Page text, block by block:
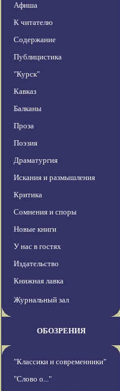
Афиша
К читателю
Содержание
Публицистика
"Курск"
Кавказ
Балканы
Проза
Поэзия
Драматургия
Искания и размышления
Критика
Сомнения и споры
Новые книги
У нас в гостях
Издательство
Книжная лавка
Журнальный зал
ОБОЗРЕНИЯ
"Классики и современники"
"Слово о..."